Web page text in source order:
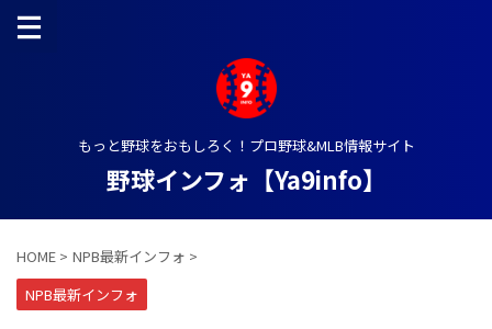
もっと野球をおもしろく！プロ野球&MLB情報サイト
野球インフォ【Ya9info】
HOME > NPB最新インフォ >
NPB最新インフォ